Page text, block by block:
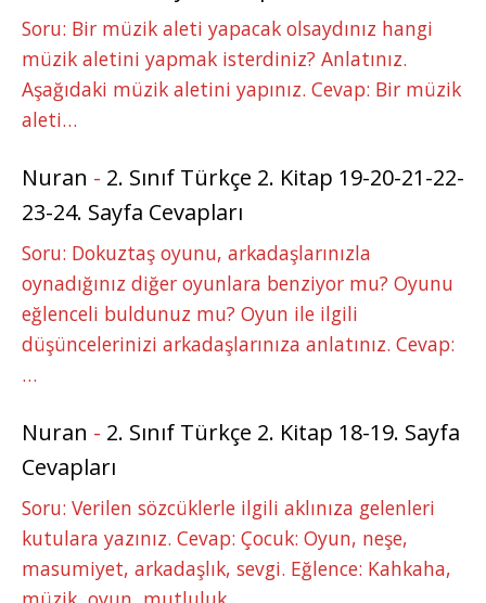
Soru: Bir müzik aleti yapacak olsaydınız hangi
müzik aletini yapmak isterdiniz? Anlatınız.
Aşağıdaki müzik aletini yapınız. Cevap: Bir müzik
aleti…
Nuran - 2. Sınıf Türkçe 2. Kitap 19-20-21-22-
23-24. Sayfa Cevapları
Soru: Dokuztaş oyunu, arkadaşlarınızla
oynadığınız diğer oyunlara benziyor mu? Oyunu
eğlenceli buldunuz mu? Oyun ile ilgili
düşüncelerinizi arkadaşlarınıza anlatınız. Cevap:
…
Nuran - 2. Sınıf Türkçe 2. Kitap 18-19. Sayfa
Cevapları
Soru: Verilen sözcüklerle ilgili aklınıza gelenleri
kutulara yazınız. Cevap: Çocuk: Oyun, neşe,
masumiyet, arkadaşlık, sevgi. Eğlence: Kahkaha,